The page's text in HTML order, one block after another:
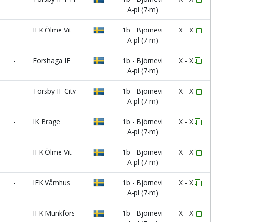
A-pl (7-m)
- IFK Ölme Vit
1b - Björnevi
A-pl (7-m)
X - X
- Forshaga IF
1b - Björnevi
A-pl (7-m)
X - X
- Torsby IF City
1b - Björnevi
A-pl (7-m)
X - X
- IK Brage
1b - Björnevi
A-pl (7-m)
X - X
- IFK Ölme Vit
1b - Björnevi
A-pl (7-m)
X - X
- IFK Våmhus
1b - Björnevi
A-pl (7-m)
X - X
- IFK Munkfors
1b - Björnevi
X - X